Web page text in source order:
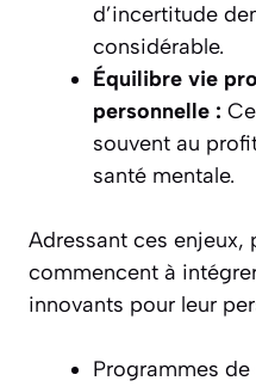
d’incertitude
considérable.
Équilibre vie
personnelle :
souvent au
santé mentale.
Adressant ces enjeux,
commencent à
innovants pour leur
Programmes